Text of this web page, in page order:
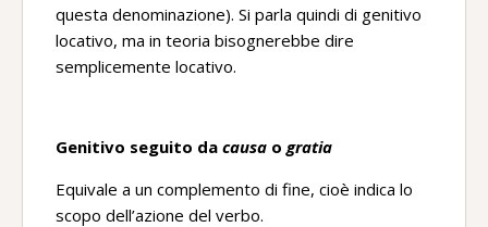
questa denominazione). Si parla quindi di genitivo
locativo, ma in teoria bisognerebbe dire
semplicemente locativo.
Genitivo seguito da causa ogratia
Equivale a un complemento di fine, cioè indica lo
scopo dell’azione del verbo.